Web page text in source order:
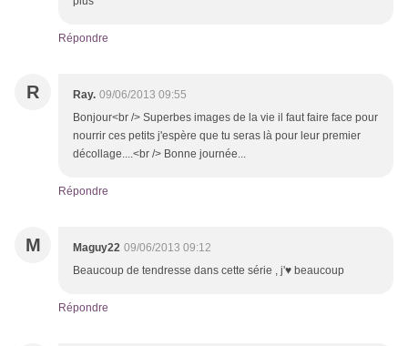
Répondre
R Ray. 09/06/2013 09:55
Bonjour<br /> Superbes images de la vie il faut faire face pour
nourrir ces petits j'espère que tu seras là pour leur premier
décollage....<br /> Bonne journée...
Répondre
M Maguy22 09/06/2013 09:12
Beaucoup de tendresse dans cette série , j'♥ beaucoup
Répondre